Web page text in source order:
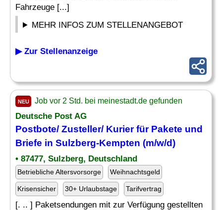
Fahrzeuge [...]
MEHR INFOS ZUM STELLENANGEBOT
▶ Zur Stellenanzeige
NEU Job vor 2 Std. bei meinestadt.de gefunden
Deutsche Post AG
Postbote/ Zusteller/ Kurier für Pakete und
Briefe in Sulzberg-Kempten (m/w/d)
• 87477, Sulzberg, Deutschland
Betriebliche Altersvorsorge Weihnachtsgeld
Krisensicher 30+ Urlaubstage Tarifvertrag
[. .. ] Paketsendungen mit zur Verfügung gestellten